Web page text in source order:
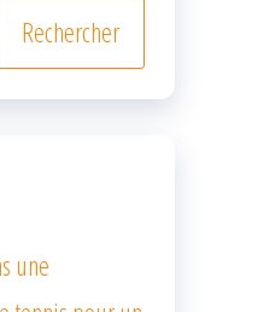
Rechercher
une